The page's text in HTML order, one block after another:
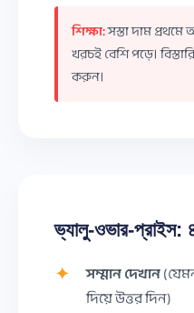
শিক্ষা:সস্তা দাম
খরচই বেশি পড়ে।
করুন।
ভ্যালু-ওভার-প্রাইস:
সম্মান দেখান
দিয়ে উত্তর দিন)